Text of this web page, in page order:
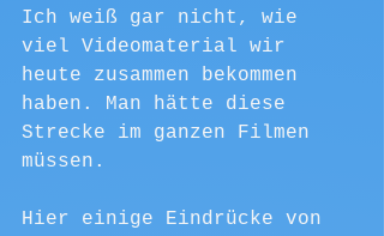
Ich weiß gar nicht, wie
viel Videomaterial wir
heute zusammen bekommen
haben. Man hätte diese
Strecke im ganzen Filmen
müssen.
Hier einige Eindrücke von